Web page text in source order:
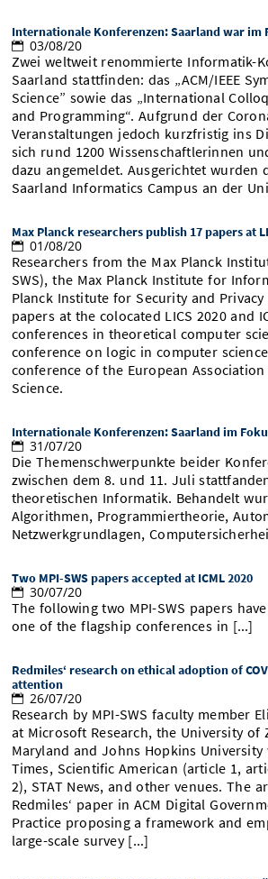
Internationale Konferenzen: Saarland war
03/08/20
Zwei weltweit renommierte Informatik-
Saarland stattfinden: das „ACM/IEEE
Science” sowie das „International
and Programming“. Aufgrund der
Veranstaltungen jedoch kurzfristig ins
sich rund 1200 Wissenschaftlerinnen
dazu angemeldet. Ausgerichtet wurden
Saarland Informatics Campus an der
Max Planck researchers publish 17 papers at
01/08/20
Researchers from the Max Planck
SWS), the Max Planck Institute for
Planck Institute for Security and
papers at the colocated LICS 2020 and
conferences in theoretical computer
conference on logic in computer
conference of the European
Science.
Internationale Konferenzen: Saarland im
31/07/20
Die Themenschwerpunkte beider
zwischen dem 8. und 11. Juli
theoretischen Informatik. Behandelt
Algorithmen, Programmiertheorie,
Netzwerkgrundlagen,
Two MPI-SWS papers accepted at ICML 2020
30/07/20
The following two MPI-SWS papers
one of the flagship conferences in [...]
Redmiles‘ research on ethical adoption of
attention
26/07/20
Research by MPI-SWS faculty member
at Microsoft Research, the University
Maryland and Johns Hopkins
Times, Scientific American (article 1,
2), STAT News, and other venues. The
Redmiles‘ paper in ACM Digital
Practice proposing a framework and
large-scale survey [...]